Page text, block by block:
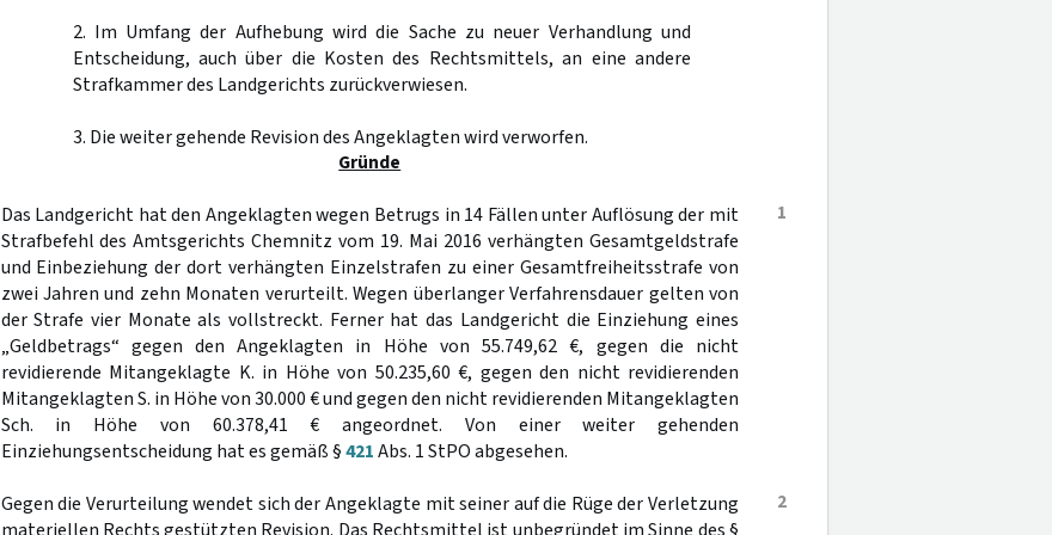
2. Im Umfang der Aufhebung wird die Sache zu neuer Verhandlung und
Entscheidung, auch über die Kosten des Rechtsmittels, an eine andere
Strafkammer des Landgerichts zurückverwiesen.
3. Die weiter gehende Revision des Angeklagten wird verworfen.
Gründe
1
Das Landgericht hat den Angeklagten wegen Betrugs in 14 Fällen unter Auflösung der mit
Strafbefehl des Amtsgerichts Chemnitz vom 19. Mai 2016 verhängten Gesamtgeldstrafe
und Einbeziehung der dort verhängten Einzelstrafen zu einer Gesamtfreiheitsstrafe von
zwei Jahren und zehn Monaten verurteilt. Wegen überlanger Verfahrensdauer gelten von
der Strafe vier Monate als vollstreckt. Ferner hat das Landgericht die Einziehung eines
„Geldbetrags“ gegen den Angeklagten in Höhe von 55.749,62 €, gegen die nicht
revidierende Mitangeklagte K. in Höhe von 50.235,60 €, gegen den nicht revidierenden
Mitangeklagten S. in Höhe von 30.000 € und gegen den nicht revidierenden Mitangeklagten
Sch. in Höhe von 60.378,41 € angeordnet. Von einer weiter gehenden
Einziehungsentscheidung hat es gemäß §421Abs. 1 StPO abgesehen.
2
Gegen die Verurteilung wendet sich der Angeklagte mit seiner auf die Rüge der Verletzung